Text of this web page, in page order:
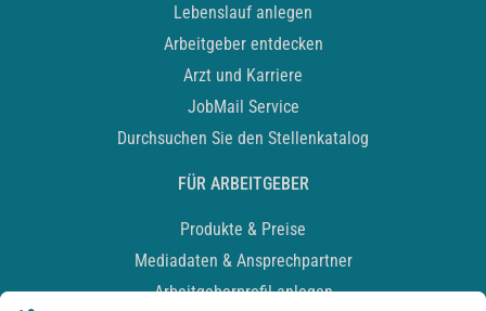
Lebenslauf anlegen
Arbeitgeber entdecken
Arzt und Karriere
JobMail Service
Durchsuchen Sie den Stellenkatalog
FÜR ARBEITGEBER
Produkte & Preise
Mediadaten & Ansprechpartner
Arbeitgeberprofil anlegen